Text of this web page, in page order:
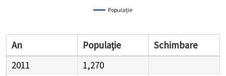
Populație
An Populație
Schimbare
2011
1,270